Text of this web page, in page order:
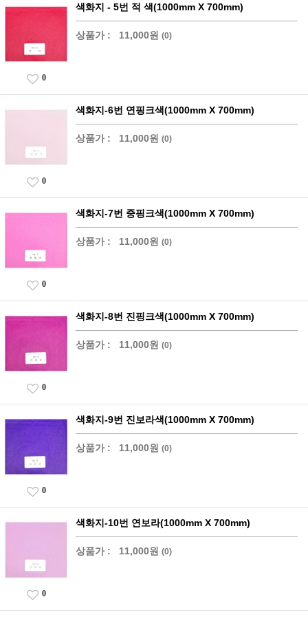
색화지 - 5번 적 색(1000mm X 700mm)
상품가 : 11,000원 (0)
0
색화지-6번 연핑크색(1000mm X 700mm)
상품가 : 11,000원 (0)
0
색화지-7번 중핑크색(1000mm X 700mm)
상품가 : 11,000원 (0)
0
색화지-8번 진핑크색(1000mm X 700mm)
상품가 : 11,000원 (0)
0
색화지-9번 진보라색(1000mm X 700mm)
상품가 : 11,000원 (0)
0
색화지-10번 연보라(1000mm X 700mm)
상품가 : 11,000원 (0)
0